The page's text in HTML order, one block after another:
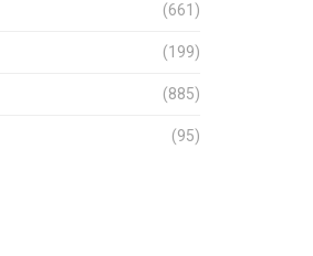
(661)
(199)
(885)
(95)